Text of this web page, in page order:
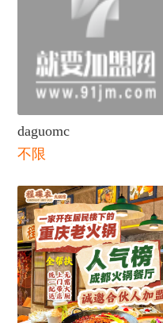
daguomc
不限